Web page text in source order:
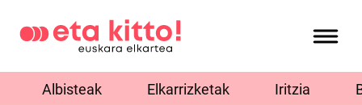
Albisteak Elkarrizketak Iritzia